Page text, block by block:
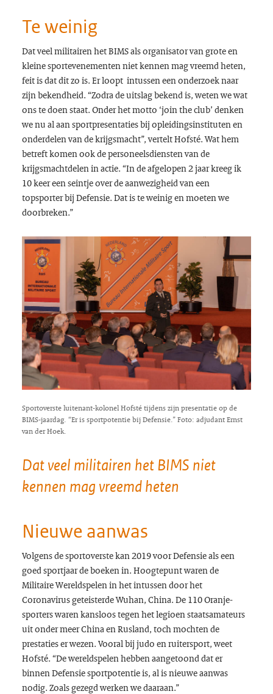
Te weinig
Dat veel militairen het BIMS als organisator van grote en
kleine sportevenementen niet kennen mag vreemd heten,
feit is dat dit zo is. Er loopt intussen een onderzoek naar
zijn bekendheid. “Zodra de uitslag bekend is, weten we wat
ons te doen staat. Onder het motto ‘join the club’ denken
we nu al aan sportpresentaties bij opleidingsinstituten en
onderdelen van de krijgsmacht”, vertelt Hofsté. Wat hem
betreft komen ook de personeelsdiensten van de
krijgsmachtdelen in actie. “In de afgelopen 2 jaar kreeg ik
10 keer een seintje over de aanwezigheid van een
topsporter bij Defensie. Dat is te weinig en moeten we
doorbreken.”
Sportoverste luitenant-kolonel Hofsté tijdens zijn presentatie op de
BIMS-jaardag. “Er is sportpotentie bij Defensie.” Foto: adjudant Ernst
van der Hoek.
Dat veel militairen het BIMS niet
kennen mag vreemd heten
Nieuwe aanwas
Volgens de sportoverste kan 2019 voor Defensie als een
goed sportjaar de boeken in. Hoogtepunt waren de
Militaire Wereldspelen in het intussen door het
Coronavirus geteisterde Wuhan, China. De 110 Oranje-
sporters waren kansloos tegen het legioen staatsamateurs
uit onder meer China en Rusland, toch mochten de
prestaties er wezen. Vooral bij judo en ruitersport, weet
Hofsté. “De wereldspelen hebben aangetoond dat er
binnen Defensie sportpotentie is, al is nieuwe aanwas
nodig. Zoals gezegd werken we daaraan.”